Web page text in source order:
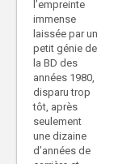
l’empreinte
immense
laissée par un
petit génie de
la BD des
années 1980,
disparu trop
tôt, après
seulement
une dizaine
d’années de